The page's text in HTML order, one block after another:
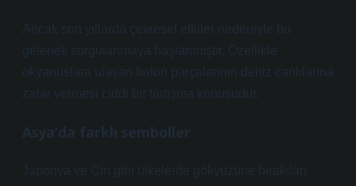
Ancak son yıllarda çevresel etkiler nedeniyle bu
gelenek sorgulanmaya başlanmıştır. Özellikle
okyanuslara ulaşan balon parçalarının deniz canlılarına
zarar vermesi ciddi bir tartışma konusudur.
Asya’da farklı semboller
Japonya ve Çin gibi ülkelerde gökyüzüne bırakılan